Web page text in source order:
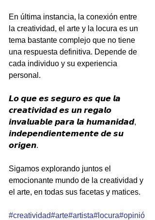
En última instancia, la conexión entre
la creatividad, el arte y la locura es un
tema bastante complejo que no tiene
una respuesta definitiva. Depende de
cada individuo y su experiencia
personal.
𝙇𝙤 𝙦𝙪𝙚 𝙚𝙨 𝙨𝙚𝙜𝙪𝙧𝙤 𝙚𝙨 𝙦𝙪𝙚 𝙡𝙖
𝙘𝙧𝙚𝙖𝙩𝙞𝙫𝙞𝙙𝙖𝙙 𝙚𝙨 𝙪𝙣 𝙧𝙚𝙜𝙖𝙡𝙤
𝙞𝙣𝙫𝙖𝙡𝙪𝙖𝙗𝙡𝙚 𝙥𝙖𝙧𝙖 𝙡𝙖 𝙝𝙪𝙢𝙖𝙣𝙞𝙙𝙖𝙙,
𝙞𝙣𝙙𝙚𝙥𝙚𝙣𝙙𝙞𝙚𝙣𝙩𝙚𝙢𝙚𝙣𝙩𝙚 𝙙𝙚 𝙨𝙪
𝙤𝙧𝙞𝙜𝙚𝙣.
Sigamos explorando juntos el
emocionante mundo de la creatividad y
el arte, en todas sus facetas y matices.
#creatividad#arte#artista#locura#opinió